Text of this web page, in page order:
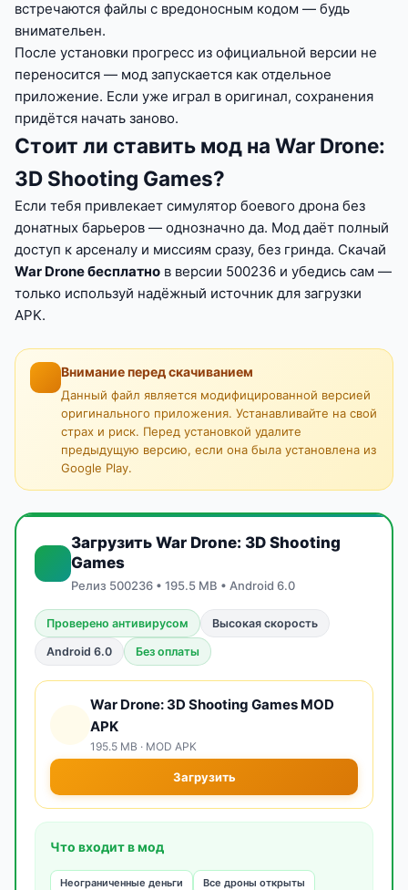
встречаются файлы с вредоносным кодом — будь
внимательен.
После установки прогресс из официальной версии не
переносится — мод запускается как отдельное
приложение. Если уже играл в оригинал, сохранения
придётся начать заново.
Стоит ли ставить мод на War Drone:
3D Shooting Games?
Если тебя привлекает симулятор боевого дрона без
донатных барьеров — однозначно да. Мод даёт полный
доступ к арсеналу и миссиям сразу, без гринда. Скачай
War Drone бесплатно в версии 500236 и убедись сам —
только используй надёжный источник для загрузки
APK.
Внимание перед скачиванием
Данный файл является модифицированной версией
оригинального приложения. Устанавливайте на свой
страх и риск. Перед установкой удалите
предыдущую версию, если она была установлена из
Google Play.
Загрузить War Drone: 3D Shooting
Games
Релиз 500236 • 195.5 MB • Android 6.0
Проверено антивирусом Высокая скорость
Android 6.0 Без оплаты
War Drone: 3D Shooting Games MOD
APK
195.5 MB · MOD APK
Загрузить
Что входит в мод
Неограниченные деньги Все дроны открыты